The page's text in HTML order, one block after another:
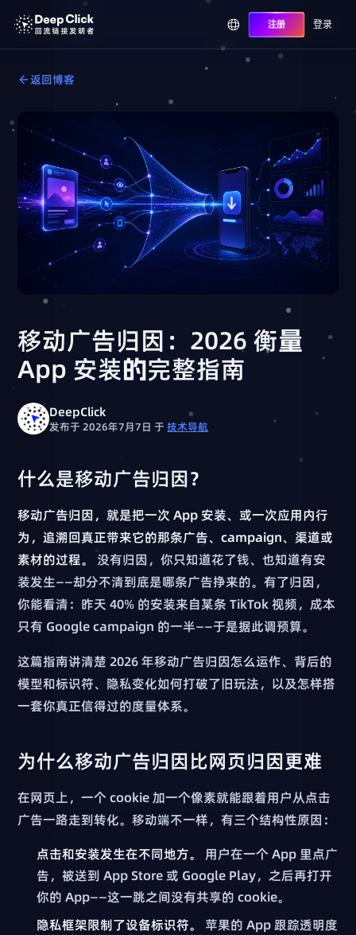
注册 登录
返回博客
移动广告归因：2026 衡量
App 安装的完整指南
DeepClick
发布于 2026年7月7日于技术导航
什么是移动广告归因？
移动广告归因，就是把一次 App 安装、或一次应用内行
为，追溯回真正带来它的那条广告、campaign、渠道或
素材的过程。
没有归因，你只知道花了钱、也知道有安
装发生——却分不清到底是哪条广告挣来的。有了归因，
你能看清：昨天 40% 的安装来自某条 TikTok 视频，成本
只有 Google campaign 的一半——于是据此调预算。
这篇指南讲清楚 2026 年移动广告归因怎么运作、背后的
模型和标识符、隐私变化如何打破了旧玩法，以及怎样搭
一套你真正信得过的度量体系。
为什么移动广告归因比网页归因更难
在网页上，一个 cookie 加一个像素就能跟着用户从点击
广告一路走到转化。移动端不一样，有三个结构性原因：
点击和安装发生在不同地方。
用户在一个 App 里点广
告，被送到 App Store 或 Google Play，之后再打开
你的 App——这一跳之间没有共享的 cookie。
隐私框架限制了设备标识符。
苹果的 App 跟踪透明度